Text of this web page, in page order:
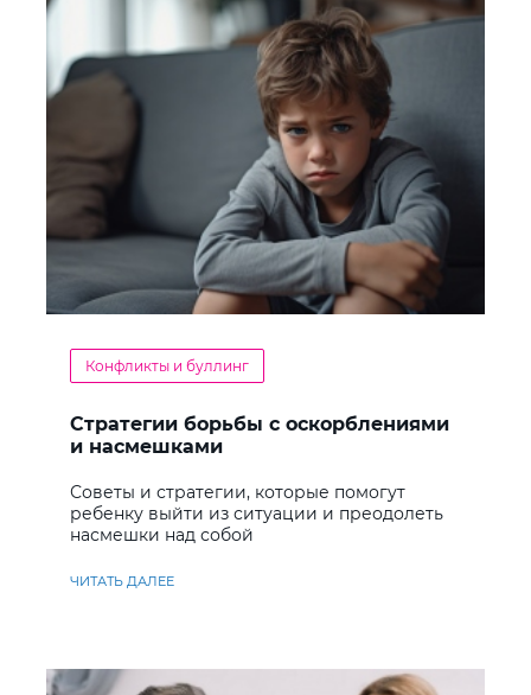
Конфликты и буллинг
Стратегии борьбы с оскорблениями
и насмешками
Советы и стратегии, которые помогут
ребенку выйти из ситуации и преодолеть
насмешки над собой
ЧИТАТЬ ДАЛЕЕ